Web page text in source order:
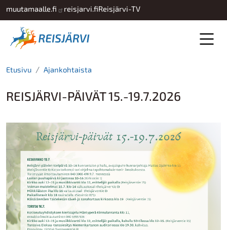
Hyppää pääsisältöön
muutamaalle.fi reisjarvi.fiReisjärvi-TV
Etusivu Ajankohtaista
REISJÄRVI-PÄIVÄT 15.-19.7.2026